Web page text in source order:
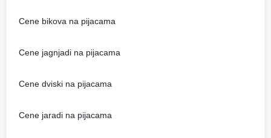
Cene bikova na pijacama
Cene jagnjadi na pijacama
Cene dviski na pijacama
Cene jaradi na pijacama